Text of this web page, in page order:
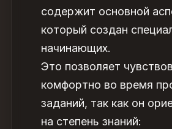
содержит основной
который создан
начинающих.
Это позволяет
комфортно во время
заданий, так как он
на степень знаний: